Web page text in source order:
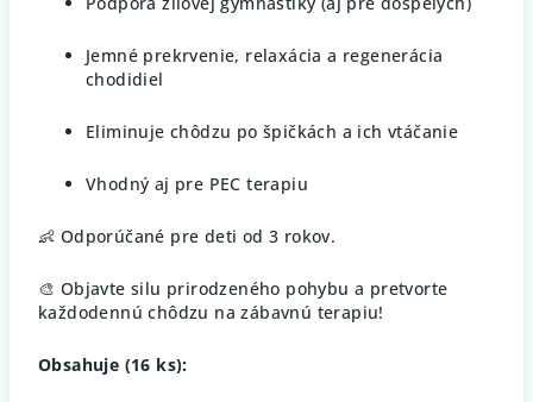
Jemné prekrvenie, relaxácia a regenerácia
chodidiel
Eliminuje chôdzu po špičkách a ich vtáčanie
Vhodný aj pre PEC terapiu
👶 Odporúčané pre deti od 3 rokov.
🎨 Objavte silu prirodzeného pohybu a pretvorte
každodennú chôdzu na zábavnú terapiu!
Obsahuje (16 ks):